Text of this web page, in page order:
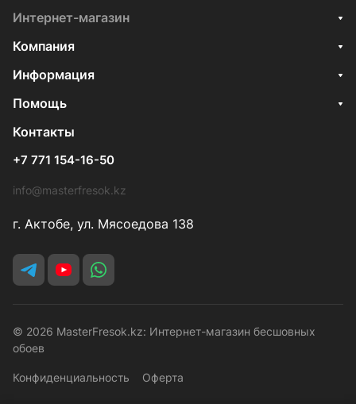
Интернет-магазин
Компания
Информация
Помощь
Контакты
+7 771 154-16-50
info@masterfresok.kz
г. Актобе, ул. Мясоедова 138
© 2026 MasterFresok.kz: Интернет-магазин бесшовных
обоев
Конфиденциальность Оферта